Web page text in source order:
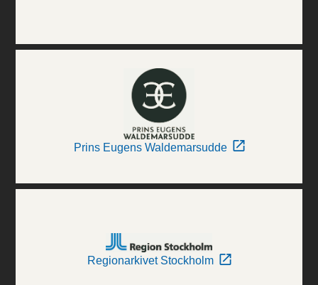
Prins Eugens Waldemarsudde
Regionarkivet Stockholm